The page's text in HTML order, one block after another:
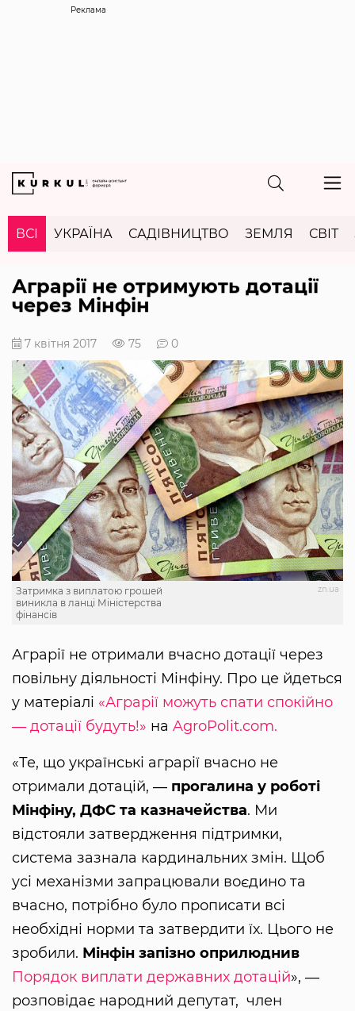
Реклама
ВСІ УКРАЇНА САДІВНИЦТВО ЗЕМЛЯ СВІТ
Аграрії не отримують дотації
через Мінфін
7 квітня 2017 75 0
zn.ua
Затримка з виплатою грошей
виникла в ланці Міністерства
фінансів
Аграрії не отримали вчасно дотації через
повільну діяльності Мінфіну. Про це йдеться
у матеріалі «Аграрії можуть спати спокійно
― дотації будуть!» на AgroPolit.com.
«Те, що українські аграрії вчасно не
отримали дотацій, ― прогалина у роботі
Мінфіну, ДФС та казначейства. Ми
відстояли затвердження підтримки,
система зазнала кардинальних змін. Щоб
усі механізми запрацювали воєдино та
вчасно, потрібно було прописати всі
необхідні норми та затвердити їх. Цього не
зробили. Мінфін запізно оприлюднив
Порядок виплати державних дотацій», ―
розповідає народний депутат, член